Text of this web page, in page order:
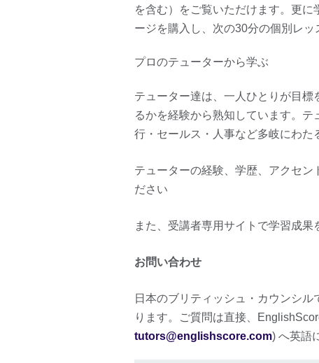
を含む）をご覧いただけます。更
ージを購入し、次の30分の個別レッ
プロのテューターから学ぶ
テューター達は、一人ひとりが目
るかを経験から熟知しています。
行・セールス・人事など多岐にわた
テューターの経験、学歴、アクセン
ださい
また、受講者専用サイトで学習成果
お問い合わせ
日本のブリティッシュ・カウンシ
ります。ご質問は直接、
tutors@englishscore.com) へ英語